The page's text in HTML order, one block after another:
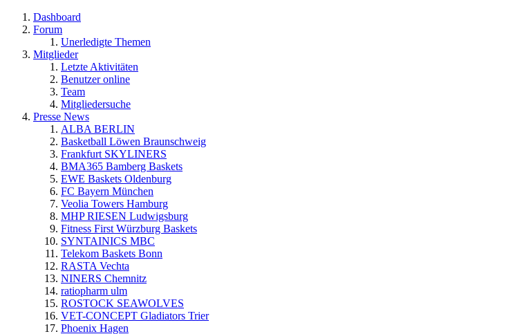
Dashboard
Forum
Unerledigte Themen
Mitglieder
Letzte Aktivitäten
Benutzer online
Team
Mitgliedersuche
Presse News
ALBA BERLIN
Basketball Löwen Braunschweig
Frankfurt SKYLINERS
BMA365 Bamberg Baskets
EWE Baskets Oldenburg
FC Bayern München
Veolia Towers Hamburg
MHP RIESEN Ludwigsburg
Fitness First Würzburg Baskets
SYNTAINICS MBC
Telekom Baskets Bonn
RASTA Vechta
NINERS Chemnitz
ratiopharm ulm
ROSTOCK SEAWOLVES
VET-CONCEPT Gladiators Trier
Phoenix Hagen